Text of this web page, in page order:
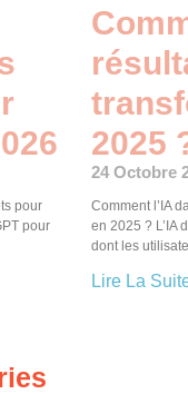
pour
pour
2025
24 Octobre
Comment l’IA
en 2025 ? L’IA
dont les
Lire La